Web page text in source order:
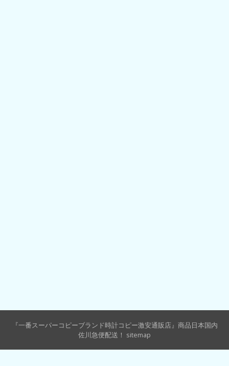
『一番スーパーコピーブランド時計コピー激安通販店』商品日本国内
佐川急便配送！ sitemap